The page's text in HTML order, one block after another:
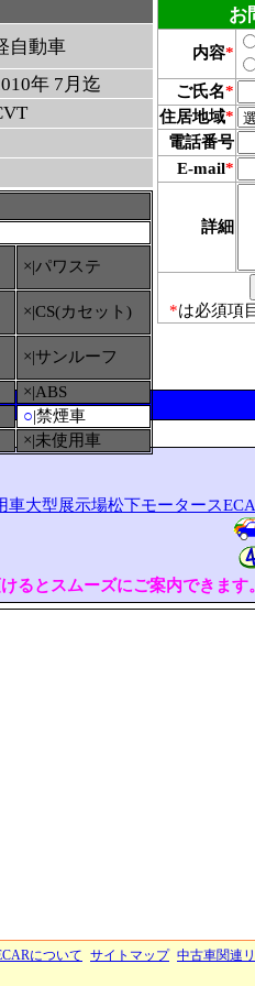
自動車
年 7月迄
×|パワステ
×|CS(カセット)
×|サンルーフ
×|ABS
○|禁煙車
×|未使用車
お
内容*
ご氏名*
住居地域*
電話番号
E-mail*
詳細
*は必須項
大型展示場松下モータース
るとスムーズにご案内できます。
について サイトマップ 中古車関連